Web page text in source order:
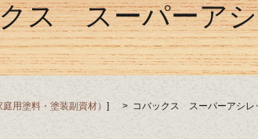
ス スーパーア
用塗料・塗装副資材） ] コバックス スーパーアシ